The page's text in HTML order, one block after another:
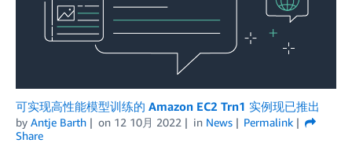
可实现高性能模型训练的 Amazon EC2 Trn1 实例现已推出
by Antje Barth on 12 10月 2022 in News
Permalink
Share